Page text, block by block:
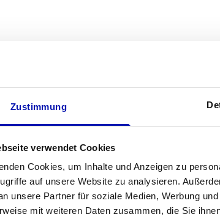
Zustimmung
verwendet Cookies
Cookies, um Inhalte und Anzeigen zu
auf unsere Website zu analysieren.
unsere Partner für soziale Medien, Werbung
mit weiteren Daten zusammen, die Sie